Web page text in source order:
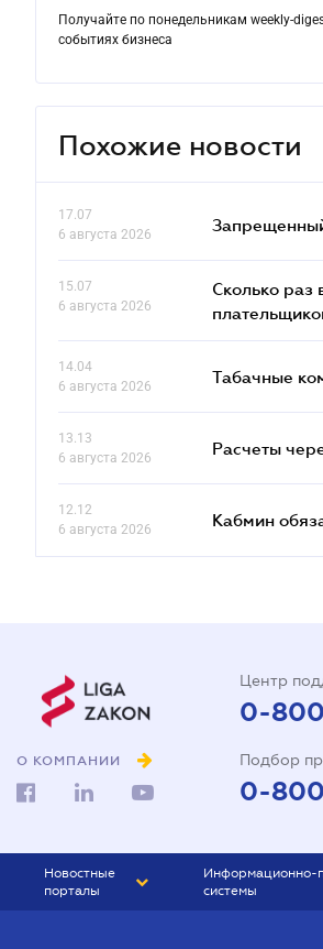
Получайте по понедельникам weekly-
событиях бизнеса
Похожие новости
17.07
6 августа 2026
15.07
6 августа 2026
Сколько раз
14.04
6 августа 2026
Табачные
13.13
6 августа 2026
Расчеты
12.12
6 августа 2026
Кабмин
О КОМПАНИИ
Центр
0-
Подбор
0-
Новостные
порталы
Информационно-
системы